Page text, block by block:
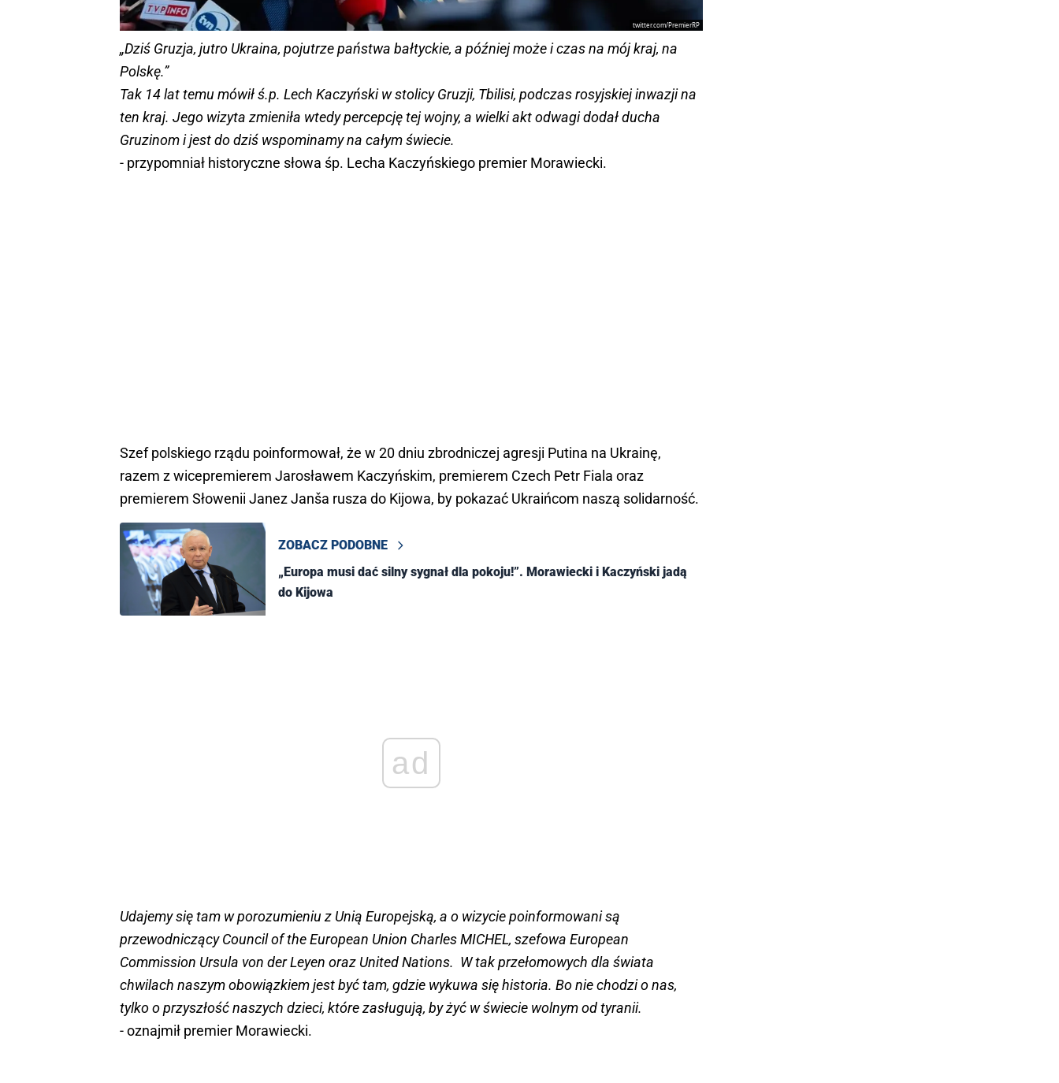
twitter.com/PremierRP
„Dziś Gruzja, jutro Ukraina, pojutrze państwa bałtyckie, a później może i czas na mój kraj, na
Polskę.”
Tak 14 lat temu mówił ś.p. Lech Kaczyński w stolicy Gruzji, Tbilisi, podczas rosyjskiej inwazji na
ten kraj. Jego wizyta zmieniła wtedy percepcję tej wojny, a wielki akt odwagi dodał ducha
Gruzinom i jest do dziś wspominamy na całym świecie.
- przypomniał historyczne słowa śp. Lecha Kaczyńskiego premier Morawiecki.
Szef polskiego rządu poinformował, że w 20 dniu zbrodniczej agresji Putina na Ukrainę,
razem z wicepremierem Jarosławem Kaczyńskim, premierem Czech Petr Fiala oraz
premierem Słowenii Janez Janša rusza do Kijowa, by pokazać Ukraińcom naszą solidarność.
ZOBACZ PODOBNE
„Europa musi dać silny sygnał dla pokoju!”. Morawiecki i Kaczyński jadą
do Kijowa
ad
Udajemy się tam w porozumieniu z Unią Europejską, a o wizycie poinformowani są
przewodniczący Council of the European Union Charles MICHEL, szefowa European
Commission Ursula von der Leyen oraz United Nations. W tak przełomowych dla świata
chwilach naszym obowiązkiem jest być tam, gdzie wykuwa się historia. Bo nie chodzi o nas,
tylko o przyszłość naszych dzieci, które zasługują, by żyć w świecie wolnym od tyranii.
- oznajmił premier Morawiecki.